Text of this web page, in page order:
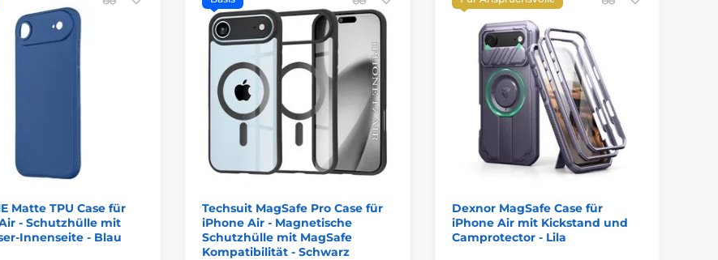
Matte TPU Case für
- Schutzhülle mit
Innenseite - Blau
Techsuit MagSafe Pro Case für
iPhone Air - Magnetische
Schutzhülle mit MagSafe
Kompatibilität - Schwarz
Dexnor MagSafe Case für
iPhone Air mit Kickstand und
Camprotector - Lila